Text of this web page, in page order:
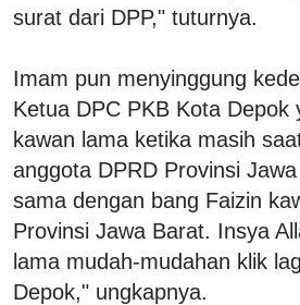
surat dari DPP," tuturnya.
Imam pun menyinggung
Ketua DPC PKB Kota Depok
kawan lama ketika masih
anggota DPRD Provinsi
sama dengan bang Faizin
Provinsi Jawa Barat. Insya
lama mudah-mudahan klik
Depok," ungkapnya.